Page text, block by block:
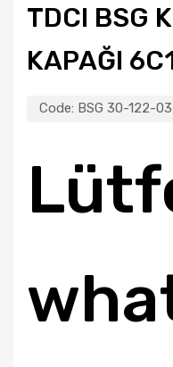
TDCI BSG
KAPAĞI
Code: BSG 30-122-